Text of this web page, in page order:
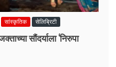
सांस्कृतिक सेलिब्रिटी
सौंदर्याला ‘निरुपा